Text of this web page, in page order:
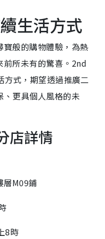
生活方式
般的購物體驗，為熱
前所未有的驚喜。2nd
方式，期望透過推廣二
更具個人風格的未
店詳情
層M09鋪
8時